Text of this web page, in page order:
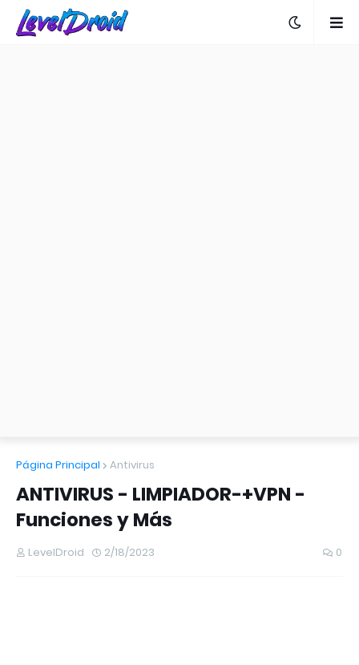
Página Principal Antivirus
ANTIVIRUS - LIMPIADOR-+VPN -
Funciones y Más
LevelDroid 2/18/2023 0